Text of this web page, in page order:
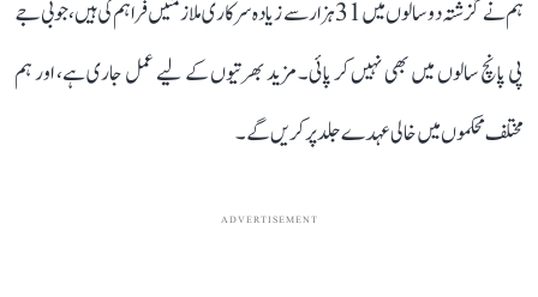
ہم نے گزشتہ دو سالوں میں 31 ہزار سے زیادہ سرکاری ملازمتیں فراہم کی ہیں، جو بی جے
پی پانچ سالوں میں بھی نہیں کر پائی۔ مزید بھرتیوں کے لیے عمل جاری ہے، اور ہم
مختلف محکموں میں خالی عہدے جلد پر کریں گے۔
ADVERTISEMENT